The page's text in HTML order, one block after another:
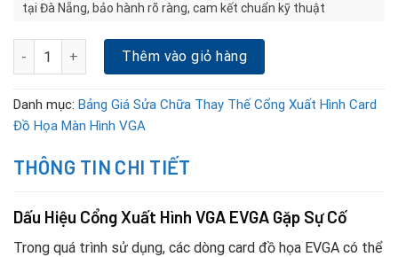
tại Đà Nẵng, bảo hành rõ ràng, cam kết chuẩn kỹ thuật
Thay cổng xuất hình Vga EVGA số lượng
Thêm vào giỏ hàng
Danh mục: Bảng Giá Sửa Chữa Thay Thế Cổng Xuất Hình Card
Đồ Họa Màn Hình VGA
THÔNG TIN CHI TIẾT
Dấu Hiệu Cổng Xuất Hình VGA EVGA Gặp Sự Cố
Trong quá trình sử dụng, các dòng card đồ họa EVGA có thể